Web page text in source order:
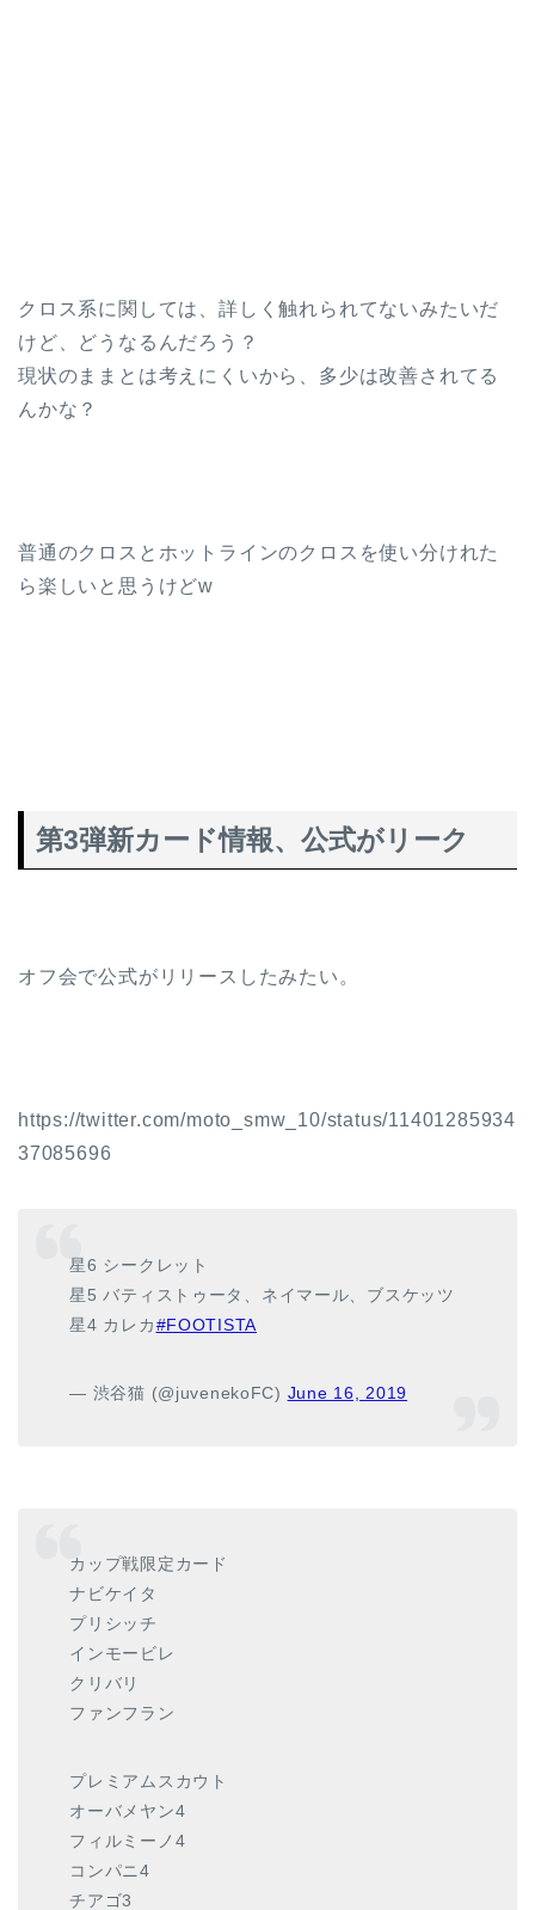
クロス系に関しては、詳しく触れられてないみたいだ
けど、どうなるんだろう？
現状のままとは考えにくいから、多少は改善されてる
んかな？
普通のクロスとホットラインのクロスを使い分けれた
ら楽しいと思うけどw
第3弾新カード情報、公式がリーク
オフ会で公式がリリースしたみたい。
https://twitter.com/moto_smw_10/status/11401285934
37085696
星6 シークレット
星5 バティストゥータ、ネイマール、ブスケッツ
星4 カレカ#FOOTISTA
— 渋谷猫 (@juvenekoFC) June 16, 2019
カップ戦限定カード
ナビケイタ
プリシッチ
インモービレ
クリバリ
ファンフラン
プレミアムスカウト
オーバメヤン4
フィルミーノ4
コンパニ4
チアゴ3